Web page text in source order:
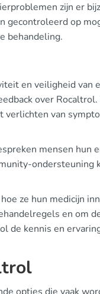
zijn er
gecontroleerd op
behandeling.
en veiligheid van
over
verlichten van
mensen hun
ondersteuning
ze hun medicijn
en om
de kennis en